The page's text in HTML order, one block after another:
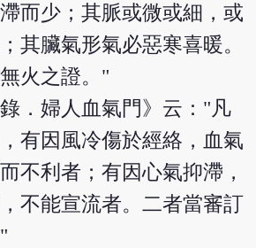
而少；其脈或微或細，或
其臟氣形氣必惡寒喜暖。
火之證。"
錄．婦人血氣門》云："凡
有因風冷傷於經絡，血氣
不利者；有因心氣抑滯，
不能宣流者。二者當審訂